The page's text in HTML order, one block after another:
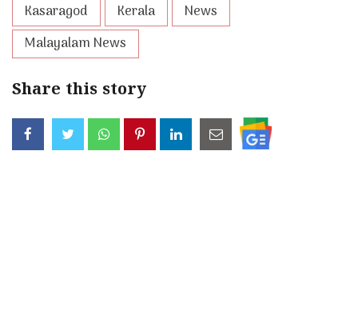
Kasaragod Kerala
News
Malayalam News
Share this story